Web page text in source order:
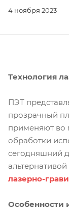
4 ноября 2023
Технология
ПЭТ
прозрачный
применяют во
обработки
сегодняшний
альтернативой
лазерно-
Особенности